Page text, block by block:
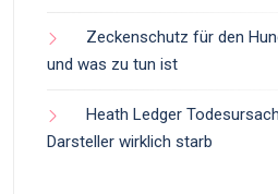
Zeckenschutz für den
und was zu tun ist
Heath Ledger
Darsteller wirklich starb